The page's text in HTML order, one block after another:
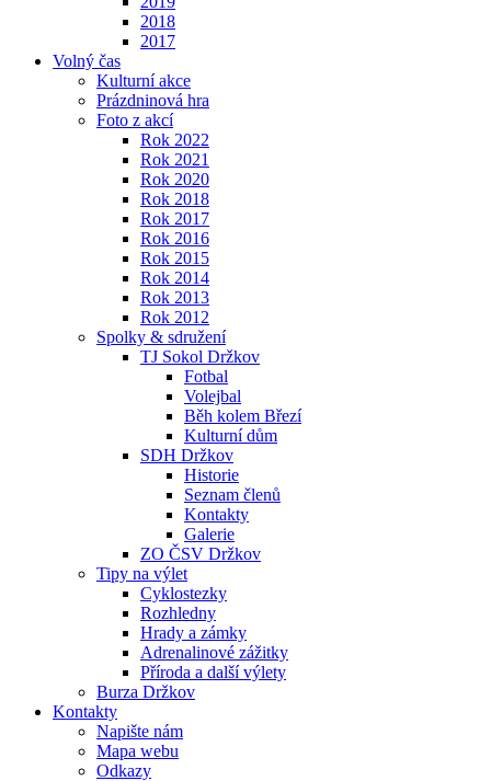
2018
2017
Volný čas
Kulturní akce
Prázdninová hra
Foto z akcí
Rok 2022
Rok 2021
Rok 2020
Rok 2018
Rok 2017
Rok 2016
Rok 2015
Rok 2014
Rok 2013
Rok 2012
Spolky & sdružení
TJ Sokol Držkov
Fotbal
Volejbal
Běh kolem Březí
Kulturní dům
SDH Držkov
Historie
Seznam členů
Kontakty
Galerie
ZO ČSV Držkov
Tipy na výlet
Cyklostezky
Rozhledny
Hrady a zámky
Adrenalinové zážitky
Příroda a další výlety
Burza Držkov
Kontakty
Napište nám
Mapa webu
Odkazy